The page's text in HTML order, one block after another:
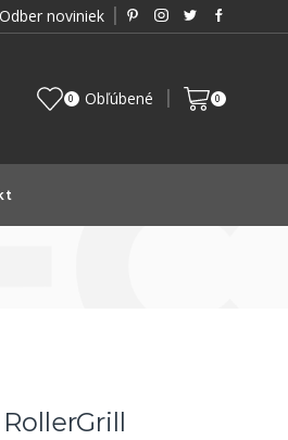
Odber noviniek
0 Obľúbené 0